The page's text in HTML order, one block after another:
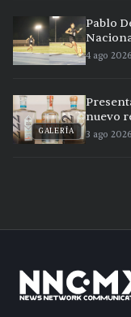
Pablo
4 ago 2026
GALERÍA
nuevo
3 ago 2026